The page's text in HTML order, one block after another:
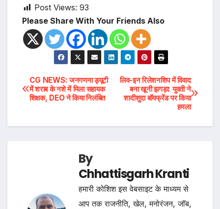
Post Views: 93
Please Share With Your Friends Also
Post
navigation
लिव-इन रिलेशनशिप में विवाद
बना खूनी झगड़ा: युवती ने
शादीशुदा बॉयफ्रेंड पर किया
हमला
CG NEWS: जनगणना ड्यूटी
में शराब के नशे में मिला सहायक
शिक्षक, DEO ने किया निलंबित
By
Chhattisgarh Kranti
हमारी कोशिश इस वेबसाइट के माध्यम से
आप तक राजनीति, खेल, मनोरंजन, जॉब,